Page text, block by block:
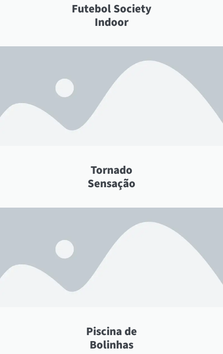
Futebol Society
Indoor
Tornado
Sensação
Piscina de
Bolinhas